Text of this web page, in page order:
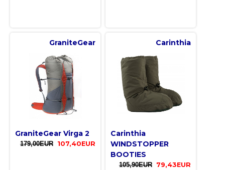
GraniteGear
GraniteGear Virga 2
179,00EUR 107,40EUR
Carinthia
Carinthia
WINDSTOPPER
BOOTIES
105,90EUR 79,43EUR